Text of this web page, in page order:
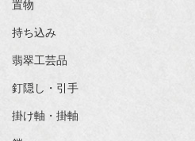
置物
持ち込み
翡翠工芸品
釘隠し・引手
掛け軸・掛軸